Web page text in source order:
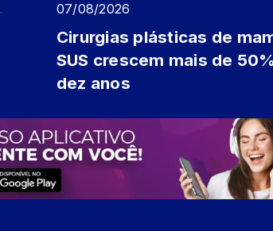
07/08/2026
Cirurgias plásticas de
SUS crescem mais de
dez anos